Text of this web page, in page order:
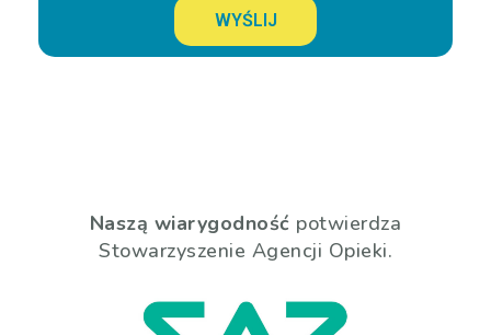
WYŚLIJ
Naszą wiarygodność potwierdza
Stowarzyszenie Agencji Opieki.